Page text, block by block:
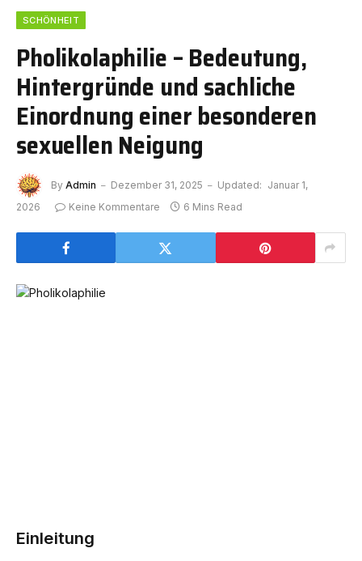
SCHÖNHEIT
Pholikolaphilie – Bedeutung,
Hintergründe und sachliche
Einordnung einer besonderen
sexuellen Neigung
By Admin Dezember 31, 2025 Updated: Januar 1,
2026
Keine Kommentare 6 Mins Read
Einleitung